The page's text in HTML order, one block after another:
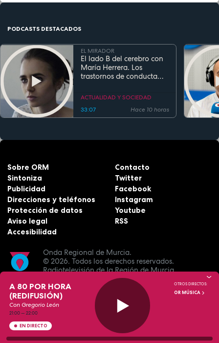
PODCASTS DESTACADOS
EL MIRADOR
El lado B del cerebro con
María Herrera. Los
trastornos de conducta
ACTUALIDAD Y SOCIEDAD
33:07
Hace 10 horas
Onda Regional de Murcia.
© 2026. Todos los derechos reservados.
Radiotelevisión de la Región de Murcia.
Sobre ORM
Sintoniza
Publicidad
Direcciones y teléfonos
Protección de datos
Aviso legal
Accesibilidad
Contacto
Twitter
Facebook
Instagram
Youtube
RSS
A 80 POR HORA
(REDIFUSIÓN)
Con Gregorio León
21:00—22:00
EN DIRECTO
OTROS DIRECTOS:
OR MÚSICA